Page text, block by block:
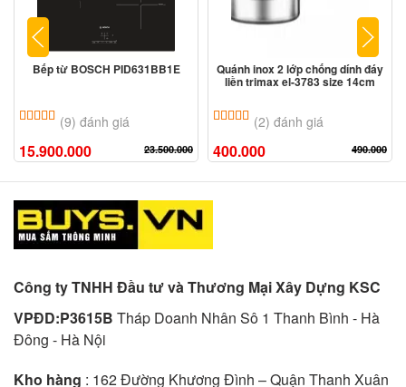
Bếp từ BOSCH PID631BB1E
5.00 trên 5 dựa trên
(9) đánh giá
15.900.000 23.500.000
Quánh inox 2 lớp chống dính đáy
liền trimax el-3783 size 14cm
5.00 trên 5 dựa trên
(2) đánh giá
400.000 490.000
Công ty TNHH Đầu tư và Thương Mại Xây Dựng KSC
VPĐD:P3615B Tháp Doanh Nhân Sô 1 Thanh Bình - Hà
Đông - Hà Nội
Kho hàng : 162 Đường Khương Đình – Quận Thanh Xuân